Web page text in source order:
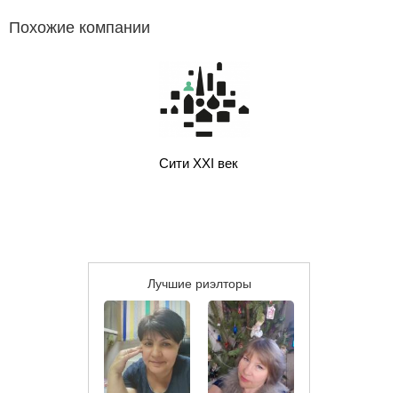
Похожие компании
Сити XXI век
Лучшие риэлторы